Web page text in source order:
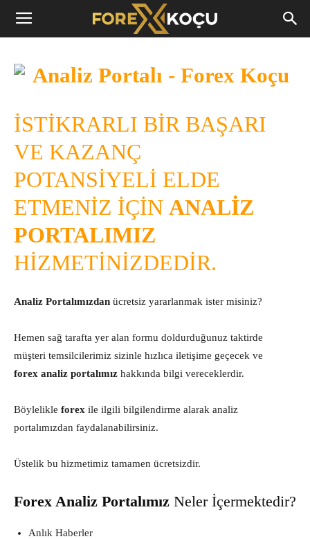
Forex
Koçu
İSTİKRARLI BİR BAŞARI
VE KAZANÇ
POTANSİYELİ ELDE
ETMENİZ İÇİN ANALİZ
PORTALIMIZ
HİZMETİNİZDEDİR.
Analiz Portalımızdan ücretsiz yararlanmak ister misiniz?
Hemen sağ tarafta yer alan formu doldurduğunuz taktirde
müşteri temsilcilerimiz sizinle hızlıca iletişime geçecek ve
forex analiz portalımız hakkında bilgi vereceklerdir.
Böylelikle forex ile ilgili bilgilendirme alarak analiz
portalımızdan faydalanabilirsiniz.
Üstelik bu hizmetimiz tamamen ücretsizdir.
Forex Analiz Portalımız Neler İçermektedir?
Anlık Haberler